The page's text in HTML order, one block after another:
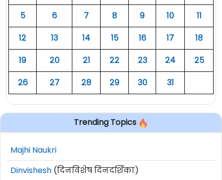
५
६ ७ ८ ९ १०
११
१२
१३ १४ १५ १६ १७
१८
१९
२० २१ २२ २३ २४
२५
२६
२७ २८ २९ ३० ३१
Trending Topics
Majhi Naukri
Dinvishesh (दिनविशेष दिनदर्शिका)